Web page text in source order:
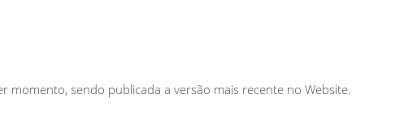
momento, sendo publicada a versão mais recente no Website.